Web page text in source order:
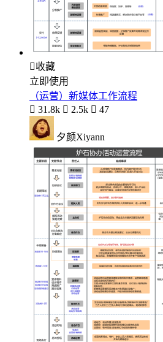
收藏
立即使用
（运营）新媒体工作流程
 31.8k  2.5k  47
夕颜Xiyann